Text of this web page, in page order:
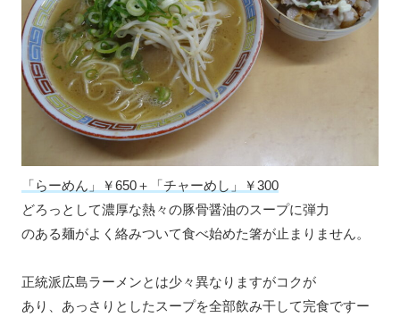
「らーめん」￥650＋「チャーめし」￥300
どろっとして濃厚な熱々の豚骨醤油のスープに弾力
のある麺がよく絡みついて食べ始めた箸が止まりません。
正統派広島ラーメンとは少々異なりますがコクが
あり、あっさりとしたスープを全部飲み干して完食ですー